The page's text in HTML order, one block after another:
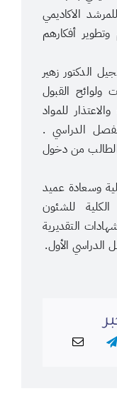
الاكاديمي
أفكارهم
الدكتور زهير
ولوائح القبول
للمواد
الدراسي .
الطالب من دخول
وسعادة عميد
للشئون
التقديرية
الدراسي الأول.